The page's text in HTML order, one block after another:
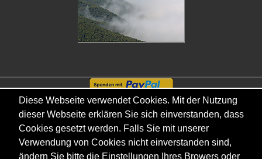
Copyright © - 2026 - Gordana & Ralf Kistowski
Diese Webseite verwendet Cookies. Mit der Nutzung
dieser Webseite erklären Sie sich einverstanden, dass
Cookies gesetzt werden. Falls Sie mit unserer
Verwendung von Cookies nicht einverstanden sind,
ändern Sie bitte die Einstellungen Ihres Browers oder